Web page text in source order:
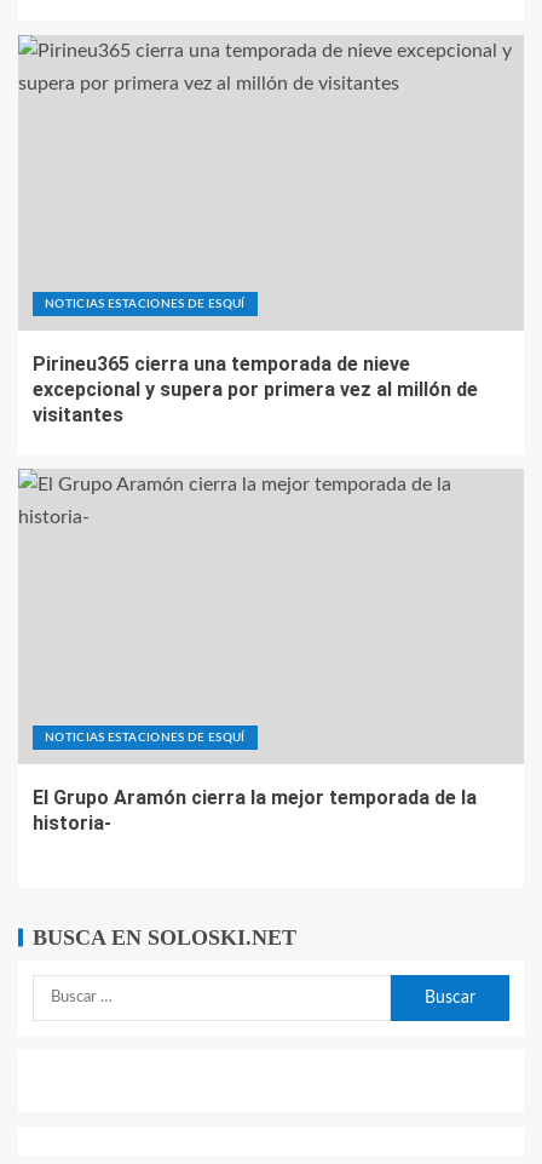
NOTICIAS ESTACIONES DE ESQUÍ
Pirineu365 cierra una temporada de nieve
excepcional y supera por primera vez al millón de
visitantes
NOTICIAS ESTACIONES DE ESQUÍ
El Grupo Aramón cierra la mejor temporada de la
historia-
BUSCA EN SOLOSKI.NET